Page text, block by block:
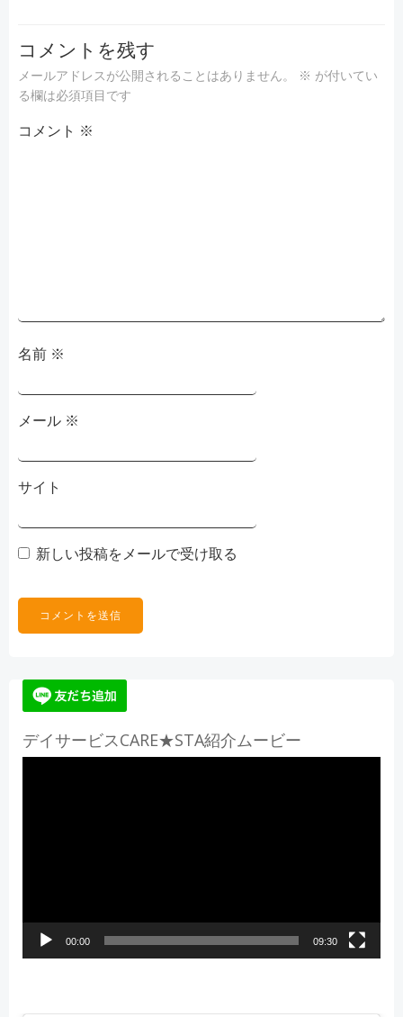
ビ
ゲ
ー
コメントを残す
メールアドレスが公開されることはありません。 ※ が付いてい
る欄は必須項目です
コメント ※
名前 ※
メール ※
サイト
新しい投稿をメールで受け取る
デイサービスCARE★STA紹介ムービー
00:00 09:30